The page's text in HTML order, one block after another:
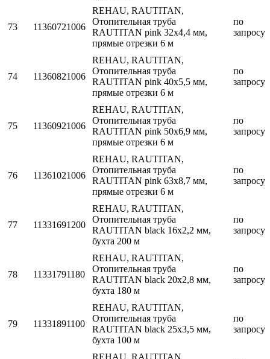
73 11360721006
REHAU, RAUTITAN,
Отопительная труба
RAUTITAN pink 32х4,4 мм,
прямые отрезки 6 м
по
запросу
74 11360821006
REHAU, RAUTITAN,
Отопительная труба
RAUTITAN pink 40х5,5 мм,
прямые отрезки 6 м
по
запросу
75 11360921006
REHAU, RAUTITAN,
Отопительная труба
RAUTITAN pink 50х6,9 мм,
прямые отрезки 6 м
по
запросу
76 11361021006
REHAU, RAUTITAN,
Отопительная труба
RAUTITAN pink 63х8,7 мм,
прямые отрезки 6 м
по
запросу
77 11331691200
REHAU, RAUTITAN,
Отопительная труба
RAUTITAN black 16х2,2 мм,
бухта 200 м
по
запросу
78 11331791180
REHAU, RAUTITAN,
Отопительная труба
RAUTITAN black 20х2,8 мм,
бухта 180 м
по
запросу
79 11331891100
REHAU, RAUTITAN,
Отопительная труба
RAUTITAN black 25х3,5 мм,
бухта 100 м
по
запросу